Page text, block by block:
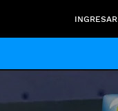
INGRESAR